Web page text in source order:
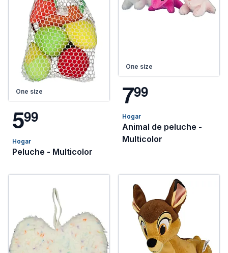
One size
599
Hogar
Peluche - Multicolor
One size
799
Hogar
Animal de peluche -
Multicolor